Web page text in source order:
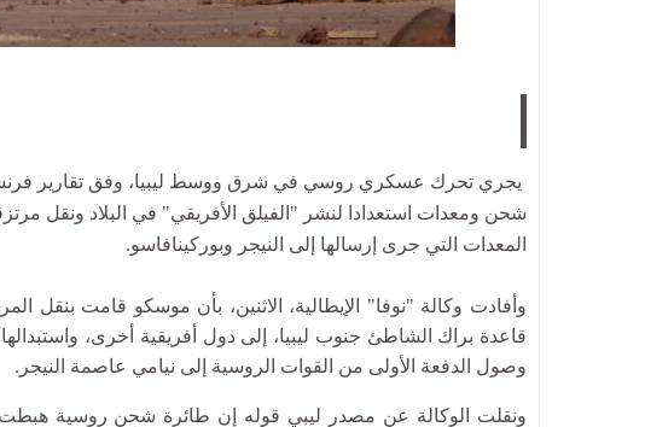
يجري تحرك عسكري روسي في شرق ووسط ليبيا، وفق تقارير
شحن ومعدات استعدادا لنشر "الفيلق الأفريقي" في البلاد ونقل
المعدات التي جرى إرسالها إلى النيجر وبوركينافاسو.
وأفادت وكالة "نوفا" الإيطالية، الاثنين، بأن موسكو قامت بنقل
قاعدة براك الشاطئ جنوب ليبيا، إلى دول أفريقية أخرى،
وصول الدفعة الأولى من القوات الروسية إلى نيامي عاصمة النيجر.
ونقلت الوكالة عن مصدر ليبي قوله إن طائرة شحن روسية